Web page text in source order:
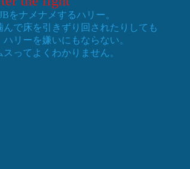
をナメナメするハリー。
で床を引きずり回されたりしても
リーを嫌いにもならない。
ってよくわかりません。